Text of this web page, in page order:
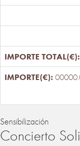
Sensibilización
Concierto